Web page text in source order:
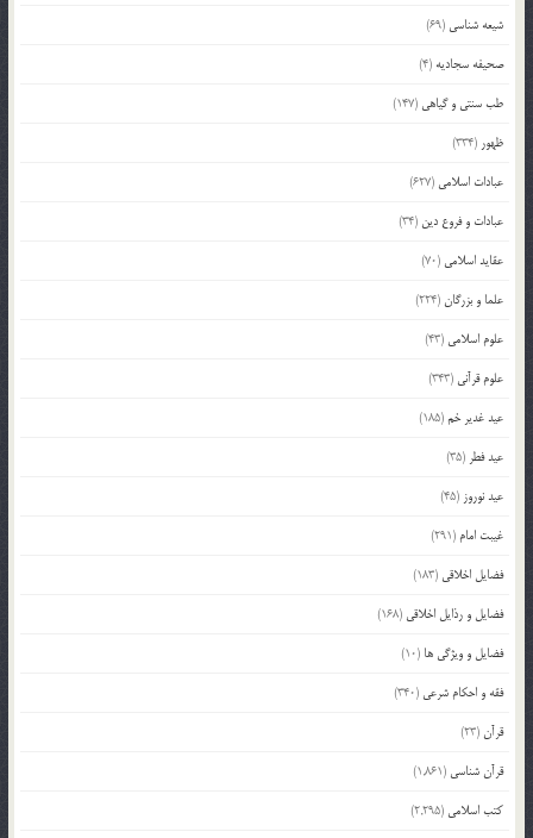
شیعه شناسی (69)
صحیفه سجادیه (4)
طب سنتی و گیاهی (147)
ظهور (334)
عبادات اسلامی (627)
عبادات و فروع دین (34)
عقاید اسلامی (70)
علما و بزرگان(224)
علوم اسلامی (43)
علوم قرآنی (343)
عید غدیر خم(185)
عید فطر (35)
عید نوروز (45)
غیبت امام (291)
فضایل اخلاقی (183)
فضایل و رذایل اخلاقی (168)
فضایل و ویژگی ها (10)
فقه و احکام شرعی (340)
قرآن(23)
قرآن شناسی (1,861)
کتب اسلامی (2,295)